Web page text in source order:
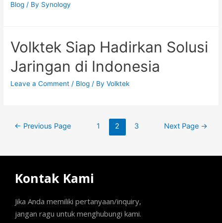
Blog / By Synology
Volktek Siap Hadirkan Solusi
Jaringan di Indonesia
Leave a Comment / Blog / ByVolktek
← Previous Page 1 2 3 Next Page →
Kontak Kami
Jika Anda memiliki pertanyaan/inquiry,
jangan ragu untuk menghubungi kami.